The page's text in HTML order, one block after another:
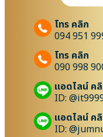
โทร คลิก
094 951
โทร คลิก
090 998
แอดไลน์ ค
ID:
แอดไลน์ ค
ID: